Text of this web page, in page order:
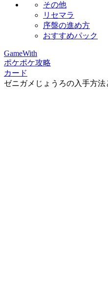
その他
リセマラ
序盤の進め方
おすすめパック
GameWith
ポケポケ攻略
カード
ゼニガメじょうろの入手方法